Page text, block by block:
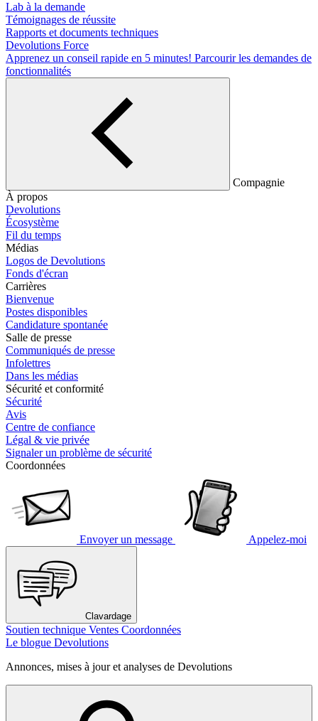
Lab à la demande
Témoignages de réussite
Rapports et documents techniques
Devolutions Force
Apprenez un conseil rapide en 5 minutes! Parcourir les demandes de
fonctionnalités
Compagnie
À propos
Devolutions
Écosystème
Fil du temps
Médias
Logos de Devolutions
Fonds d'écran
Carrières
Bienvenue
Postes disponibles
Candidature spontanée
Salle de presse
Communiqués de presse
Infolettres
Dans les médias
Sécurité et conformité
Sécurité
Avis
Centre de confiance
Légal & vie privée
Signaler un problème de sécurité
Coordonnées
Envoyer un message Appelez-moi
Clavardage
Soutien technique Ventes Coordonnées
Le blogue Devolutions
Annonces, mises à jour et analyses de Devolutions